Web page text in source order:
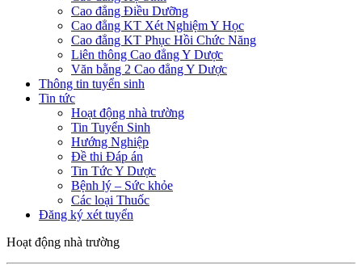
Cao đẳng Điều Dưỡng
Cao đẳng KT Xét Nghiệm Y Học
Cao đẳng KT Phục Hồi Chức Năng
Liên thông Cao đẳng Y Dược
Văn bằng 2 Cao đẳng Y Dược
Thông tin tuyển sinh
Tin tức
Hoạt động nhà trường
Tin Tuyển Sinh
Hướng Nghiệp
Đề thi Đáp án
Tin Tức Y Dược
Bệnh lý – Sức khỏe
Các loại Thuốc
Đăng ký xét tuyển
Hoạt động nhà trường